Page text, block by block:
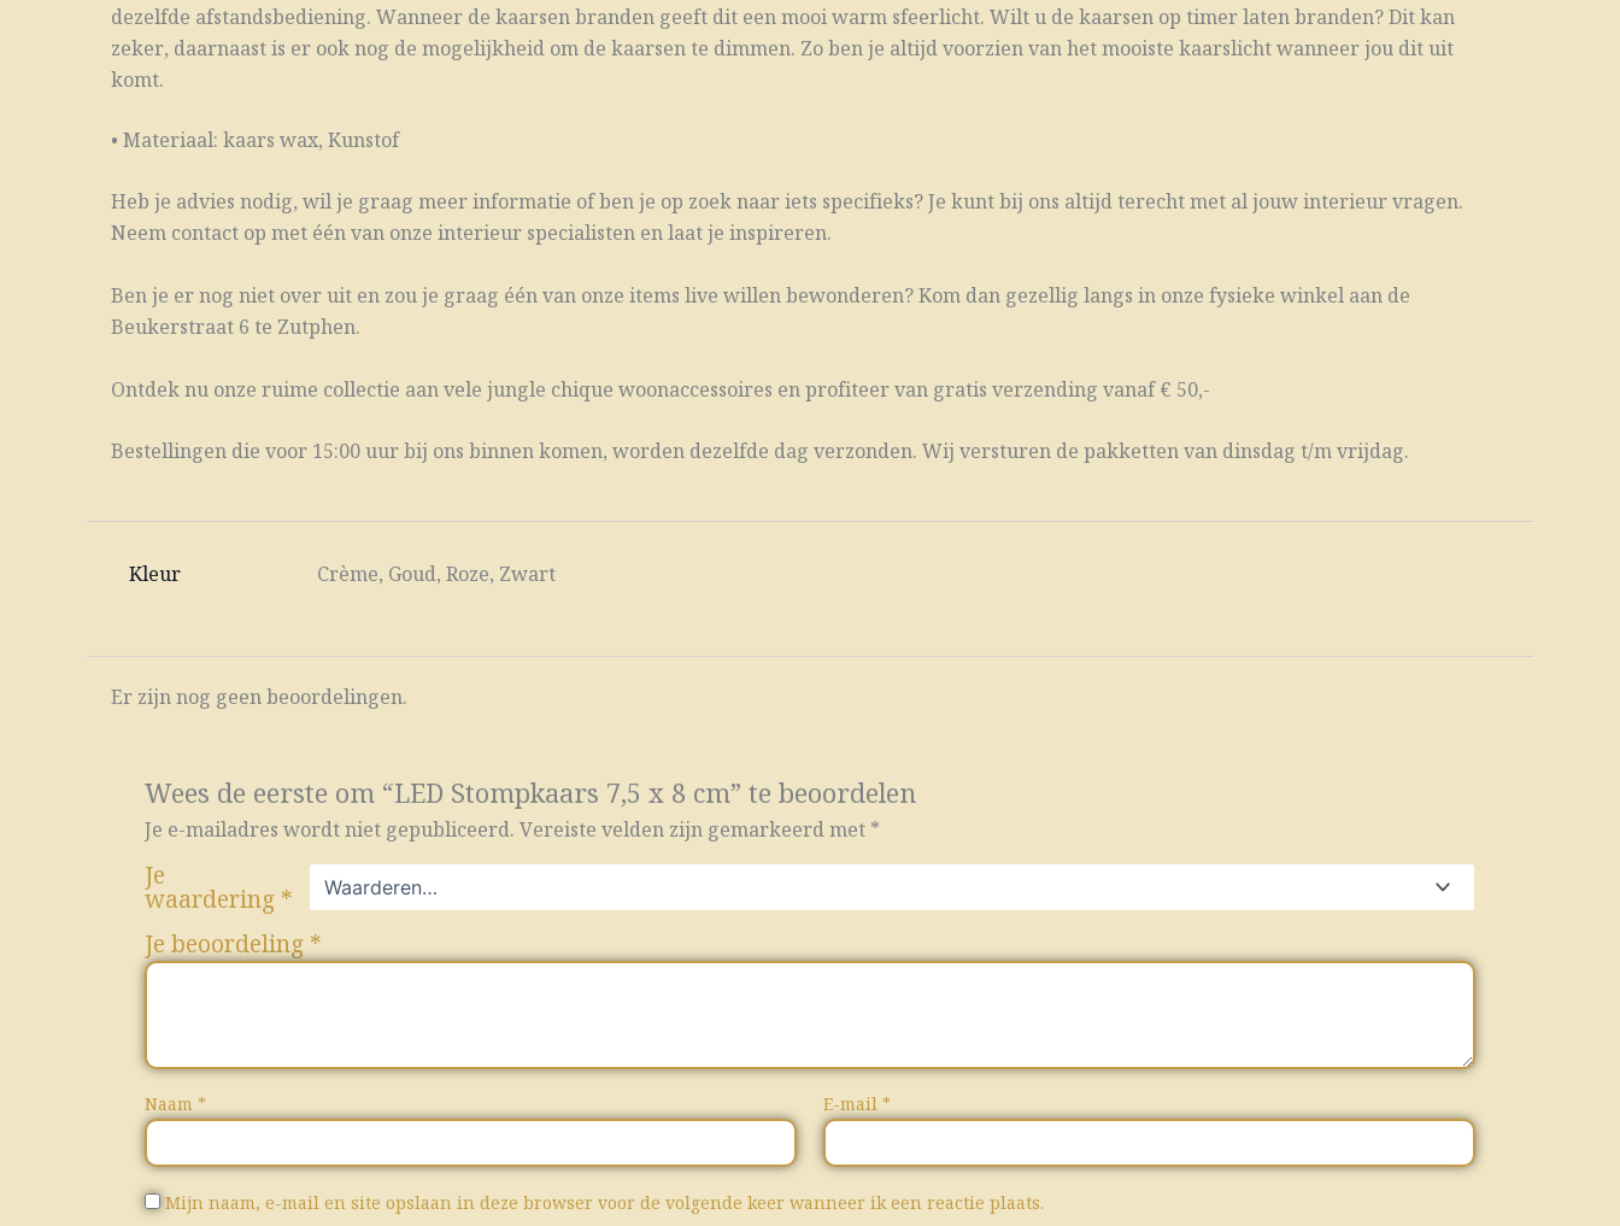
dezelfde afstandsbediening. Wanneer de kaarsen branden geeft dit een mooi warm sfeerlicht. Wilt u de kaarsen op timer laten branden? Dit kan
zeker, daarnaast is er ook nog de mogelijkheid om de kaarsen te dimmen. Zo ben je altijd voorzien van het mooiste kaarslicht wanneer jou dit uit
komt.
• Materiaal: kaars wax, Kunstof
Heb je advies nodig, wil je graag meer informatie of ben je op zoek naar iets specifieks? Je kunt bij ons altijd terecht met al jouw interieur vragen.
Neem contact op met één van onze interieur specialisten en laat je inspireren.
Ben je er nog niet over uit en zou je graag één van onze items live willen bewonderen? Kom dan gezellig langs in onze fysieke winkel aan de
Beukerstraat 6 te Zutphen.
Ontdek nu onze ruime collectie aan vele jungle chique woonaccessoires en profiteer van gratis verzending vanaf € 50,-
Bestellingen die voor 15:00 uur bij ons binnen komen, worden dezelfde dag verzonden. Wij versturen de pakketten van dinsdag t/m vrijdag.
Kleur Crème, Goud, Roze, Zwart
Er zijn nog geen beoordelingen.
Wees de eerste om “LED Stompkaars 7,5 x 8 cm” te beoordelen
Je e-mailadres wordt niet gepubliceerd. Vereiste velden zijn gemarkeerd met *
Je
waardering *
Je beoordeling *
Naam * E-mail*
Mijn naam, e-mail en site opslaan in deze browser voor de volgende keer wanneer ik een reactie plaats.